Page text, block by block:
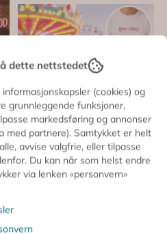
dette nettstedet
(cookies) og
grunnleggende funksjoner,
markedsføring og annonser
med partnere). Samtykket er helt
avvise valgfrie, eller tilpasse
Du kan når som helst endre
via lenken «personvern»